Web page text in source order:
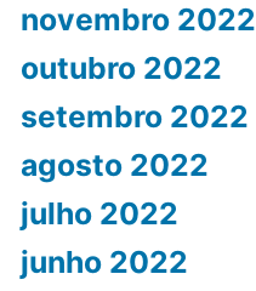
novembro 2022
outubro 2022
setembro 2022
agosto 2022
julho 2022
junho 2022